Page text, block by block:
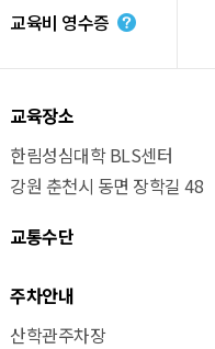
교육비 영수증
교육장소
한림성심대학 BLS센터
강원 춘천시 동면 장학길 48
교통수단
주차안내
산학관주차장